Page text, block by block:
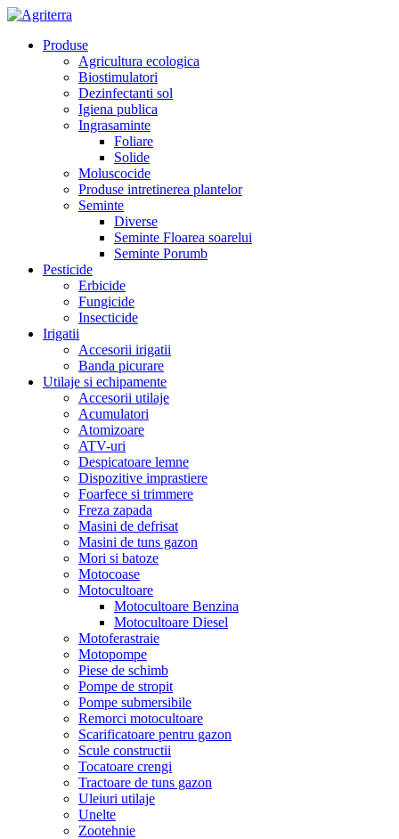
Produse
Agricultura ecologica
Biostimulatori
Dezinfectanti sol
Igiena publica
Ingrasaminte
Foliare
Solide
Moluscocide
Produse intretinerea plantelor
Seminte
Diverse
Seminte Floarea soarelui
Seminte Porumb
Pesticide
Erbicide
Fungicide
Insecticide
Irigatii
Accesorii irigatii
Banda picurare
Utilaje si echipamente
Accesorii utilaje
Acumulatori
Atomizoare
ATV-uri
Despicatoare lemne
Dispozitive imprastiere
Foarfece si trimmere
Freza zapada
Masini de defrisat
Masini de tuns gazon
Mori si batoze
Motocoase
Motocultoare
Motocultoare Benzina
Motocultoare Diesel
Motoferastraie
Motopompe
Piese de schimb
Pompe de stropit
Pompe submersibile
Remorci motocultoare
Scarificatoare pentru gazon
Scule constructii
Tocatoare crengi
Tractoare de tuns gazon
Uleiuri utilaje
Unelte
Zootehnie